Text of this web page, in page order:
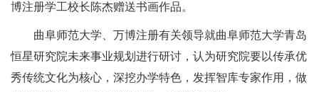
博注册学工校长陈杰赠送书画作品。
曲阜师范大学、万博注册有关领导就曲阜师范大学青岛
恒星研究院未来事业规划进行研讨，认为研究院要以传承优
秀传统文化为核心，深挖办学特色，发挥智库专家作用，做